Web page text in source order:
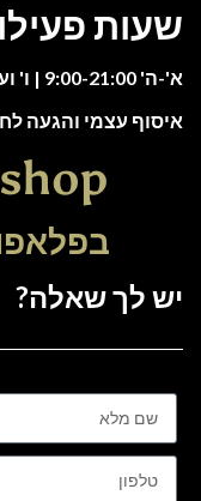
שעות
א'-ה' 9:00-21:00 | ו' וערבי חג 9:00-13:00
איסוף עצמי והגעה
בפלאפון: 051-
יש לך שאלה?